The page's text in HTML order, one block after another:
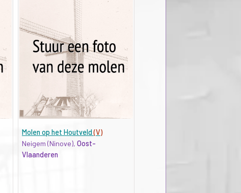
Molen op het Houtveld(V)
Neigem (Ninove), Oost-
Vlaanderen